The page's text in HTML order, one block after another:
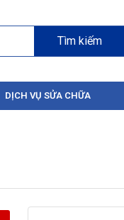
Tìm kiếm
DỊCH VỤ SỬA CHỮA